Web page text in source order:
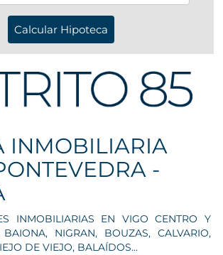
INMOBILIARIA
-
INMOBILIARIAS EN VIGO CENTRO Y
BAIONA, NIGRAN, BOUZAS, CALVARIO,
DE VIEJO, BALAÍDOS...